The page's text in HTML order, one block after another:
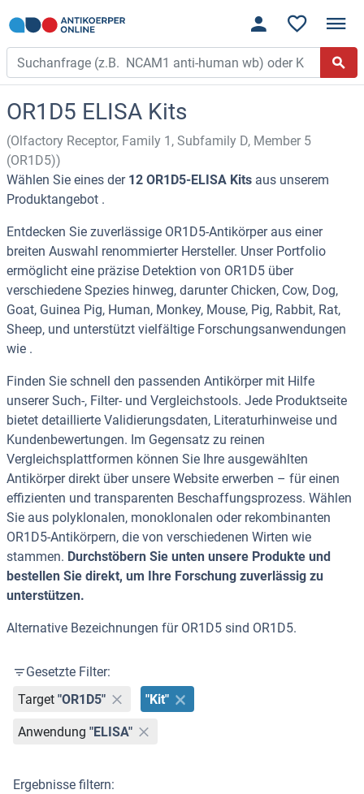
OR1D5 ELISA Kits
(Olfactory Receptor, Family 1, Subfamily D, Member 5
(OR1D5))
Wählen Sie eines der 12 OR1D5-ELISA Kits aus unserem
Produktangebot .
Entdecken Sie zuverlässige OR1D5-Antikörper aus einer
breiten Auswahl renommierter Hersteller. Unser Portfolio
ermöglicht eine präzise Detektion von OR1D5 über
verschiedene Spezies hinweg, darunter Chicken, Cow, Dog,
Goat, Guinea Pig, Human, Monkey, Mouse, Pig, Rabbit, Rat,
Sheep, und unterstützt vielfältige Forschungsanwendungen
wie .
Finden Sie schnell den passenden Antikörper mit Hilfe
unserer Such-, Filter- und Vergleichstools. Jede Produktseite
bietet detaillierte Validierungsdaten, Literaturhinweise und
Kundenbewertungen. Im Gegensatz zu reinen
Vergleichsplattformen können Sie Ihre ausgewählten
Antikörper direkt über unsere Website erwerben – für einen
effizienten und transparenten Beschaffungsprozess. Wählen
Sie aus polyklonalen, monoklonalen oder rekombinanten
OR1D5-Antikörpern, die von verschiedenen Wirten wie
stammen. Durchstöbern Sie unten unsere Produkte und
bestellen Sie direkt, um Ihre Forschung zuverlässig zu
unterstützen.
Alternative Bezeichnungen für OR1D5 sind OR1D5.
Gesetzte Filter:
Target "OR1D5" "Kit"
Anwendung "ELISA"
Ergebnisse filtern: